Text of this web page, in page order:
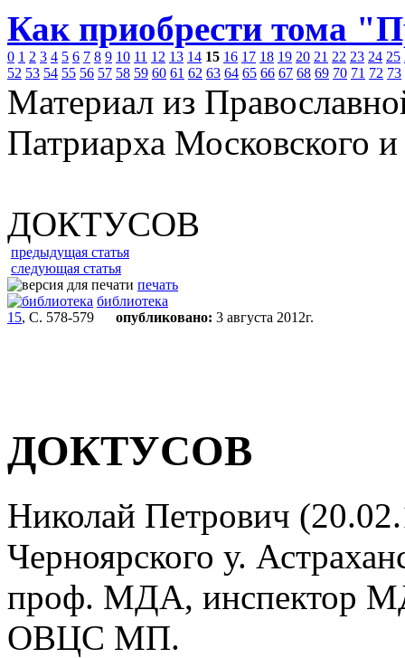
Как приобрести тома
0 1 2 3 4 5 6 7 8 9 10 11 12 13 14 15 16 17 18 19 20 21 22 23 24 25
52 53 54 55 56 57 58 59 60 61 62 63 64 65 66 67 68 69 70 71 72 73
Материал из
Патриарха Московского
ДОКТУСОВ
предыдущая статья
следующая статья
печать
библиотека
15, С. 578-579 опубликовано: 3 августа 2012г.
ДОКТУСОВ
Николай Петрович
Черноярского у.
проф. МДА, инспектор
ОВЦС МП.